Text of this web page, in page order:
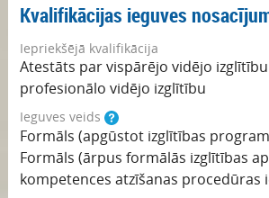
Kvalifikācijas ieguves
Iepriekšējā kvalifikācija
Atestāts par vispārējo vidējo
profesionālo vidējo izglītību
Ieguves veids
Formāls (apgūstot izglītības
Formāls (ārpus formālās izglītības
kompetences atzīšanas procedūras